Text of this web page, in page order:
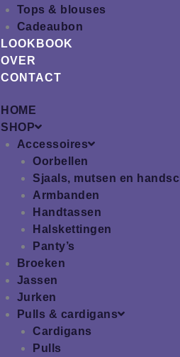
Tops & blouses
Cadeaubon
LOOKBOOK
OVER
CONTACT
HOME
SHOP
Accessoires
Oorbellen
Sjaals, mutsen en
Armbanden
Handtassen
Halskettingen
Panty’s
Broeken
Jassen
Jurken
Pulls & cardigans
Cardigans
Pulls